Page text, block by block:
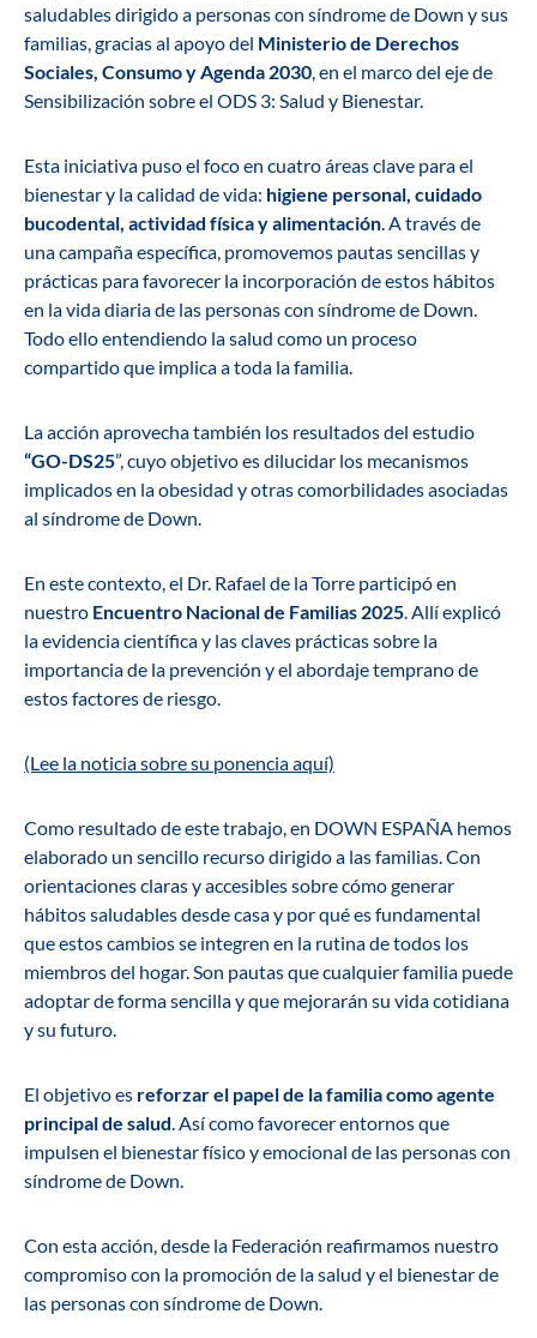
saludables dirigido a personas con síndrome de Down y sus
familias, gracias al apoyo del Ministerio de Derechos
Sociales, Consumo y Agenda 2030, en el marco del eje de
Sensibilización sobre el ODS 3: Salud y Bienestar.
Esta iniciativa puso el foco en cuatro áreas clave para el
bienestar y la calidad de vida: higiene personal, cuidado
bucodental, actividad física y alimentación. A través de
una campaña específica, promovemos pautas sencillas y
prácticas para favorecer la incorporación de estos hábitos
en la vida diaria de las personas con síndrome de Down.
Todo ello entendiendo la salud como un proceso
compartido que implica a toda la familia.
La acción aprovecha también los resultados del estudio
“GO-DS25”, cuyo objetivo es dilucidar los mecanismos
implicados en la obesidad y otras comorbilidades asociadas
al síndrome de Down.
En este contexto, el Dr. Rafael de la Torre participó en
nuestro Encuentro Nacional de Familias 2025. Allí explicó
la evidencia científica y las claves prácticas sobre la
importancia de la prevención y el abordaje temprano de
estos factores de riesgo.
(Lee la noticia sobre su ponencia aquí)
Como resultado de este trabajo, en DOWN ESPAÑA hemos
elaborado un sencillo recurso dirigido a las familias. Con
orientaciones claras y accesibles sobre cómo generar
hábitos saludables desde casa y por qué es fundamental
que estos cambios se integren en la rutina de todos los
miembros del hogar. Son pautas que cualquier familia puede
adoptar de forma sencilla y que mejorarán su vida cotidiana
y su futuro.
El objetivo es reforzar el papel de la familia como agente
principal de salud. Así como favorecer entornos que
impulsen el bienestar físico y emocional de las personas con
síndrome de Down.
Con esta acción, desde la Federación reafirmamos nuestro
compromiso con la promoción de la salud y el bienestar de
las personas con síndrome de Down.